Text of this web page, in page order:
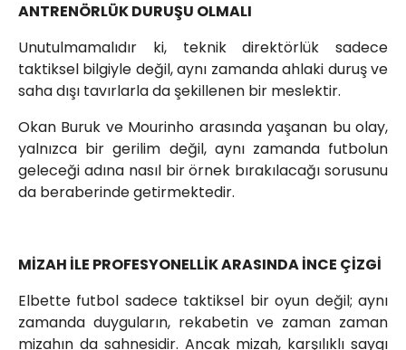
ANTRENÖRLÜK DURUŞU OLMALI
Unutulmamalıdır ki, teknik direktörlük sadece
taktiksel bilgiyle değil, aynı zamanda ahlaki duruş ve
saha dışı tavırlarla da şekillenen bir meslektir.
Okan Buruk ve Mourinho arasında yaşanan bu olay,
yalnızca bir gerilim değil, aynı zamanda futbolun
geleceği adına nasıl bir örnek bırakılacağı sorusunu
da beraberinde getirmektedir.
MİZAH İLE PROFESYONELLİK ARASINDA İNCE ÇİZGİ
Elbette futbol sadece taktiksel bir oyun değil; aynı
zamanda duyguların, rekabetin ve zaman zaman
mizahın da sahnesidir. Ancak mizah, karşılıklı saygı